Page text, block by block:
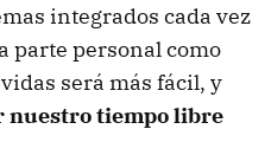
integrados cada vez
parte personal como
será más fácil, y
nuestro tiempo libre